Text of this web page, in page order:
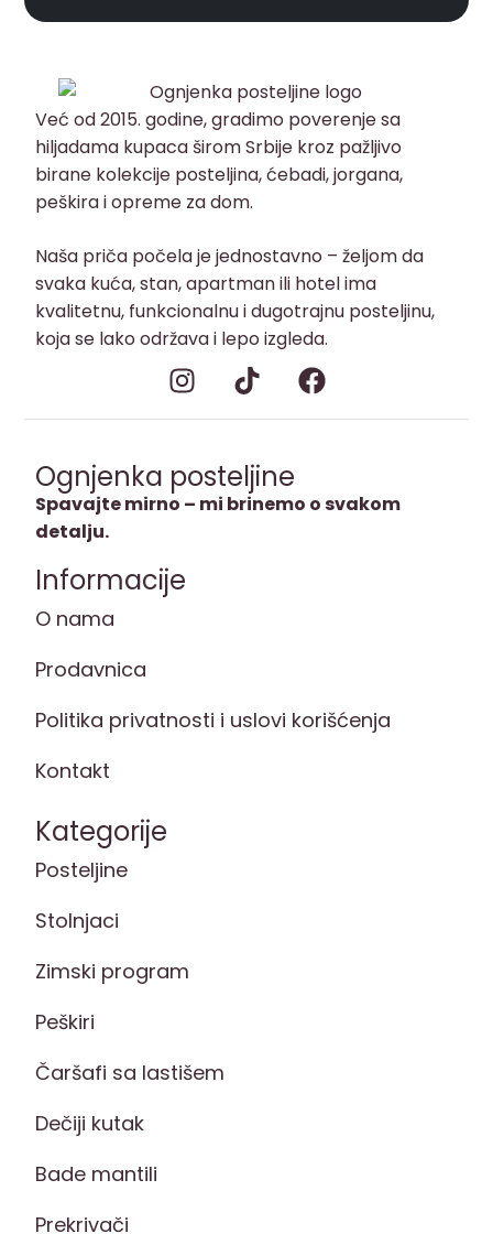
Već od 2015. godine, gradimo poverenje sa
hiljadama kupaca širom Srbije kroz pažljivo
birane kolekcije posteljina, ćebadi, jorgana,
peškira i opreme za dom.
Naša priča počela je jednostavno – željom da
svaka kuća, stan, apartman ili hotel ima
kvalitetnu, funkcionalnu i dugotrajnu posteljinu,
koja se lako održava i lepo izgleda.
Ognjenka posteljine
Spavajte mirno – mi brinemo o svakom
detalju.
Informacije
O nama
Prodavnica
Politika privatnosti i uslovi korišćenja
Kontakt
Kategorije
Posteljine
Stolnjaci
Zimski program
Peškiri
Čaršafi sa lastišem
Dečiji kutak
Bade mantili
Prekrivači